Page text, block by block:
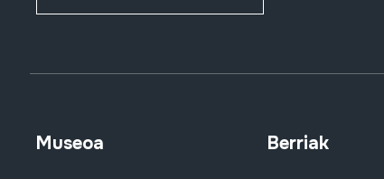
Museoa Berriak